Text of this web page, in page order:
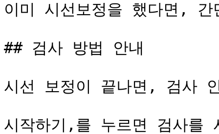
이미 시선보정을 했다면,
## 검사 방법 안내
시선 보정이 끝나면, 검사
시작하기,를 누르면 검사를